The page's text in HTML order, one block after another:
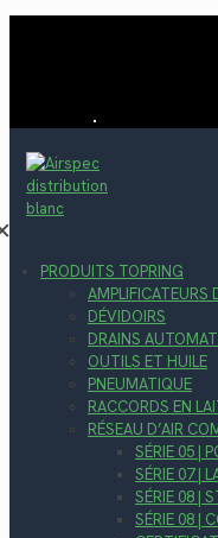
PRODUITS TOPRING
AMPLIFICATEURS
DÉVIDOIRS
DRAINS
OUTILS ET HUILE
PNEUMATIQUE
RACCORDS EN
RÉSEAU D’AIR
SÉRIE 05 |
SÉRIE 07 |
SÉRIE 08 |
SÉRIE 08 |